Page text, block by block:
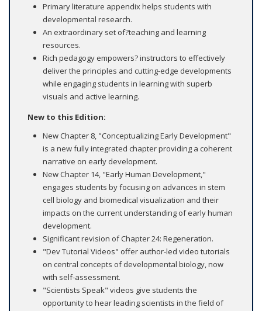
Primary literature appendix helps students with
developmental research.
An extraordinary set of?teaching and learning
resources.
Rich pedagogy empowers? instructors to effectively
deliver the principles and cutting-edge developments
while engaging students in learning with superb
visuals and active learning.
New to this Edition:
New Chapter 8, "Conceptualizing Early Development"
is a new fully integrated chapter providing a coherent
narrative on early development.
New Chapter 14, "Early Human Development,"
engages students by focusing on advances in stem
cell biology and biomedical visualization and their
impacts on the current understanding of early human
development.
Significant revision of Chapter 24: Regeneration.
"Dev Tutorial Videos" offer author-led video tutorials
on central concepts of developmental biology, now
with self-assessment.
"Scientists Speak" videos give students the
opportunity to hear leading scientists in the field of